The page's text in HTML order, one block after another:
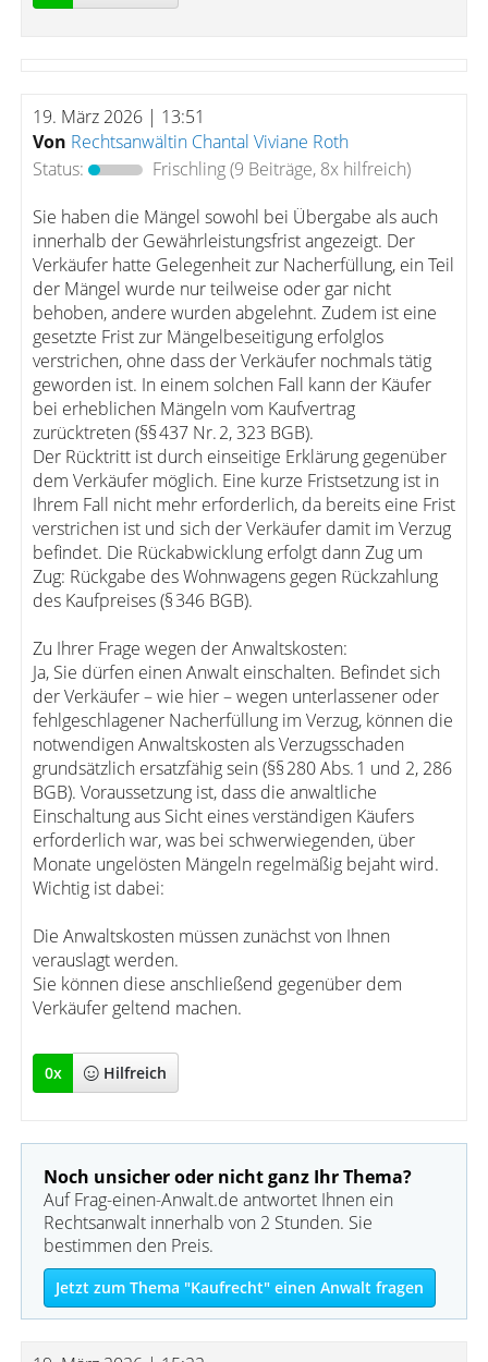
19. März 2026 | 13:51
Von Rechtsanwältin Chantal Viviane Roth
Status:
Frischling(9 Beiträge, 8x hilfreich)
Sie haben die Mängel sowohl bei Übergabe als auch
innerhalb der Gewährleistungsfrist angezeigt. Der
Verkäufer hatte Gelegenheit zur Nacherfüllung, ein Teil
der Mängel wurde nur teilweise oder gar nicht
behoben, andere wurden abgelehnt. Zudem ist eine
gesetzte Frist zur Mängelbeseitigung erfolglos
verstrichen, ohne dass der Verkäufer nochmals tätig
geworden ist. In einem solchen Fall kann der Käufer
bei erheblichen Mängeln vom Kaufvertrag
zurücktreten (§§ 437 Nr. 2, 323 BGB).
Der Rücktritt ist durch einseitige Erklärung gegenüber
dem Verkäufer möglich. Eine kurze Fristsetzung ist in
Ihrem Fall nicht mehr erforderlich, da bereits eine Frist
verstrichen ist und sich der Verkäufer damit im Verzug
befindet. Die Rückabwicklung erfolgt dann Zug um
Zug: Rückgabe des Wohnwagens gegen Rückzahlung
des Kaufpreises (§ 346 BGB).
Zu Ihrer Frage wegen der Anwaltskosten:
Ja, Sie dürfen einen Anwalt einschalten. Befindet sich
der Verkäufer – wie hier – wegen unterlassener oder
fehlgeschlagener Nacherfüllung im Verzug, können die
notwendigen Anwaltskosten als Verzugsschaden
grundsätzlich ersatzfähig sein (§§ 280 Abs. 1 und 2, 286
BGB). Voraussetzung ist, dass die anwaltliche
Einschaltung aus Sicht eines verständigen Käufers
erforderlich war, was bei schwerwiegenden, über
Monate ungelösten Mängeln regelmäßig bejaht wird.
Wichtig ist dabei:
Die Anwaltskosten müssen zunächst von Ihnen
verauslagt werden.
Sie können diese anschließend gegenüber dem
Verkäufer geltend machen.
0x Hilfreich
Noch unsicher oder nicht ganz Ihr Thema?
Auf Frag-einen-Anwalt.de antwortet Ihnen ein
Rechtsanwalt innerhalb von 2 Stunden. Sie
bestimmen den Preis.
Jetzt zum Thema "Kaufrecht" einen Anwalt fragen